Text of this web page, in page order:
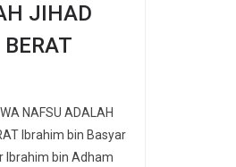
JIHAD
NAFSU ADALAH
Ibrahim bin Basyar
Ibrahim bin Adham